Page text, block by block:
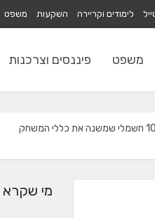
לימודים וקריירה השקעות משפט
משפט פיננסים וצרכנות
מי